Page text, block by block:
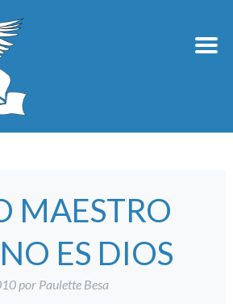
MAESTRO
ES DIOS
por Paulette Besa